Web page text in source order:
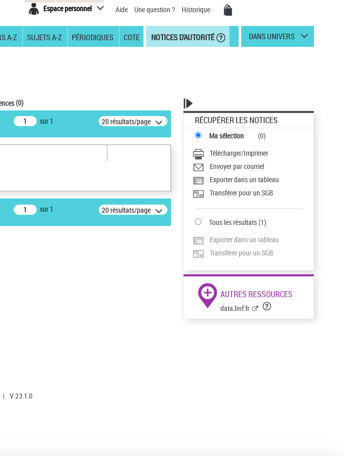
Espace personnel Aide Une question ? Historique
A-Z SUJETS A-Z PÉRIODIQUES COTE NOTICES D'AUTORITÉ DANS UNIVERS
(0)
sur 1 20 résultats/page
sur 1 20 résultats/page
RÉCUPÉRER LES NOTICES
Ma sélection (0)
Télécharger/Imprimer
Envoyer par courriel
Exporter dans un tableau
Transférer pour un SGB
Tous les résultats(1)
Exporter dans un tableau
Transférer pour un SGB
AUTRES RESSOURCES
data.bnf.fr
| V 23.1.0